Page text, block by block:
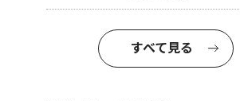
すべて見る